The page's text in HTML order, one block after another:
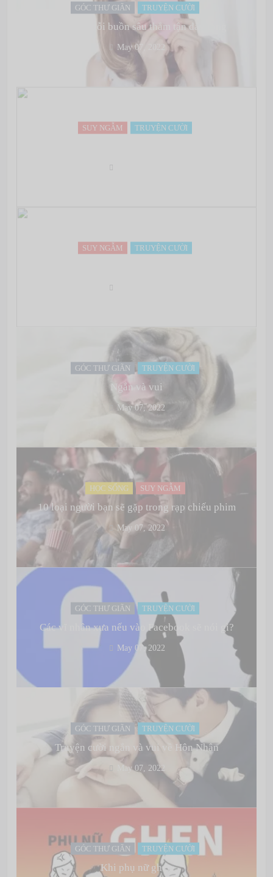
GÓC THƯ GIÃN TRUYỆN CƯỜI
Có những nỗi buồn sâu thẳm tận đáy lòng
May 07, 2022
SUY NGẪM TRUYỆN CƯỜI
SUY NGẪM TRUYỆN CƯỜI
GÓC THƯ GIÃN TRUYỆN CƯỜI
Ngắn và vui
May 07, 2022
HỌC SỐNG SUY NGẪM
10 loại người bạn sẽ gặp trong rạp chiếu phim
May 07, 2022
GÓC THƯ GIÃN TRUYỆN CƯỜI
Các vĩ nhân xưa nếu vào Facebook sẽ nói gì?
May 07, 2022
GÓC THƯ GIÃN TRUYỆN CƯỜI
Truyện cười ngắn và vui về Hôn Nhân
May 07, 2022
GÓC THƯ GIÃN TRUYỆN CƯỜI
Khi phụ nữ ghen